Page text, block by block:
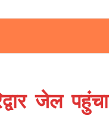
जेल पहुंचा